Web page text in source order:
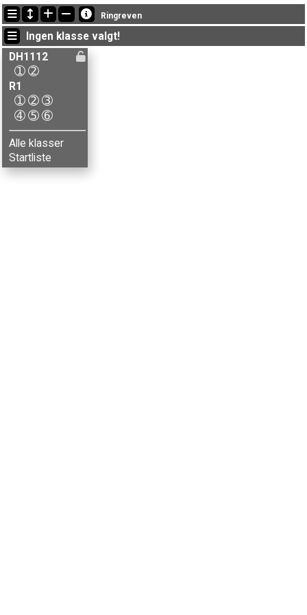
Siste oppdateringer
21:32:33: Aksel Woldsengen (DH1112-2) kom i mål med tiden 1:16:47 (3)
21:32:33: Eline Kjøs (DH1112-2
21:32:33: Emma P. Elverhøi / Elise L-Feiring (DH1112-2) fikk ny status: disket
Ringreven
Ingen klasse valgt!
DH1112
➀➁
R1
➀➁➂
➃➄➅
Alle klasser
Startliste